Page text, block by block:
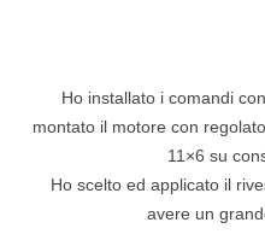
Ho installato i comandi
montato il motore con
11×6 su
Ho scelto ed applicato il
avere un